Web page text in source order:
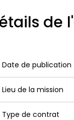
de
Date de
Date de publication
Lieu de la mission
Lieu de la mission
Type de contrat